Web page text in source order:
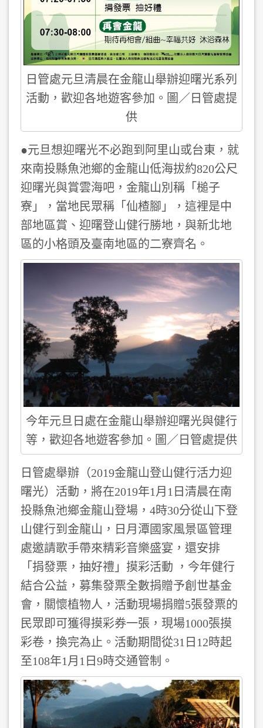
日管處元旦清晨在金龍山舉辦迎曙光系列
活動，歡迎各地遊客參加。圖／日管處提
供
●元旦想迎曙光不必跑到阿里山或台東，就
來南投縣魚池鄉的金龍山低海拔約820公尺
迎曙光與賞雲海吧，金龍山別稱「槌子
寮」，當地民眾稱「仙楂腳」，這裡是中
部地區賞、迎曙登山健行勝地，與新北地
區的小格頭及臺南地區的二寮齊名。
今年元旦日處在金龍山舉辦迎曙光與健行
等，歡迎各地遊客參加。圖／日管處提供
日管處舉辦（2019金龍山登山健行活力迎
曙光）活動，將在2019年1月1日清晨在南
投縣魚池鄉金龍山登場，4時30分從山下登
山健行到金龍山，日月潭國家風景區管理
處邀請歌手帶來精彩音樂盛宴，還安排
「捐發票，抽好禮」摸彩活動 ，今年健行
結合公益，募集發票全數捐贈予創世基金
會，關懷植物人，活動現場捐贈5張發票的
民眾即可獲得摸彩券一張，現場1000張摸
彩卷，換完為止。活動期間從31日12時起
至108年1月1日9時交通管制。